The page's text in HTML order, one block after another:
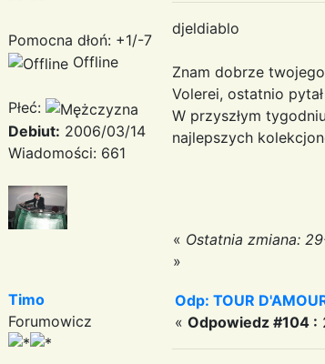
Pomocna dłoń: +1/-7
Offline
Płeć:
Debiut: 2006/03/14
Wiadomości: 661
djeldiablo
Znam dobrze
Volerei, ostatnio
W przyszłym
najlepszych
« Ostatnia zmiana:
»
Timo
Forumowicz
Odp: TOUR
« Odpowiedz #104 :